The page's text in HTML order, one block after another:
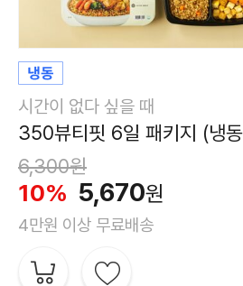
시간이 없다 싶을 때
350뷰티핏 6일 패키지 (냉
6,300원
10% 5,670원
4만원 이상 무료배송